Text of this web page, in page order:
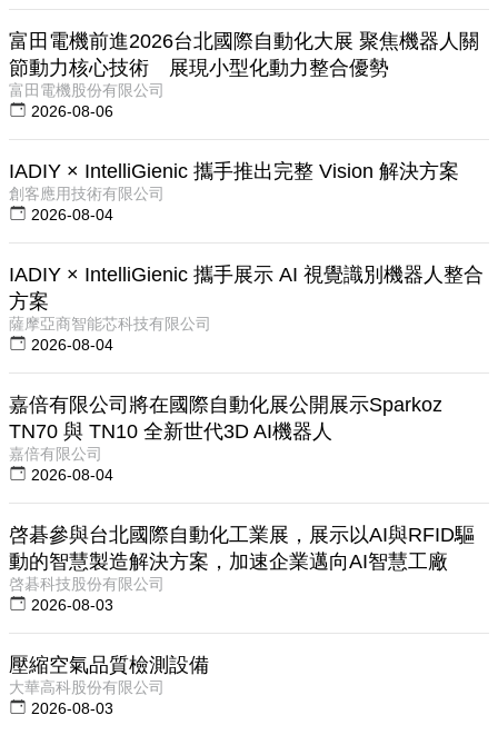
富田電機前進2026台北國際自動化大展 聚焦機器人關
節動力核心技術 展現小型化動力整合優勢
富田電機股份有限公司
2026-08-06
IADIY × IntelliGienic 攜手推出完整 Vision 解決方案
創客應用技術有限公司
2026-08-04
IADIY × IntelliGienic 攜手展示 AI 視覺識別機器人整合
方案
薩摩亞商智能芯科技有限公司
2026-08-04
嘉倍有限公司將在國際自動化展公開展示Sparkoz
TN70 與 TN10 全新世代3D AI機器人
嘉倍有限公司
2026-08-04
啓碁參與台北國際自動化工業展，展示以AI與RFID驅
動的智慧製造解決方案，加速企業邁向AI智慧工廠
啓碁科技股份有限公司
2026-08-03
壓縮空氣品質檢測設備
大華高科股份有限公司
2026-08-03